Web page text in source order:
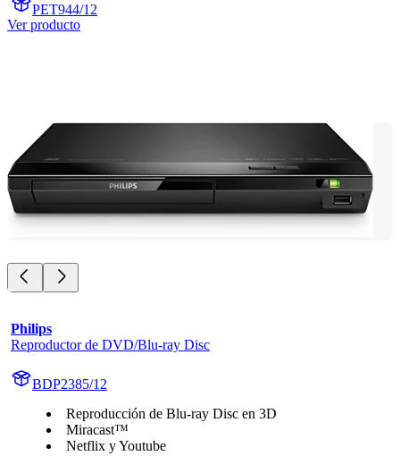
PET944/12
Ver producto
Philips
Reproductor de DVD/Blu-ray Disc
BDP2385/12
Reproducción de Blu-ray Disc en 3D
Miracast™
Netflix y Youtube